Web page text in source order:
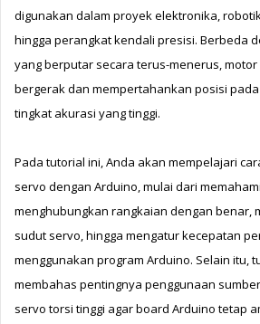
digunakan dalam proyek elektronika,
hingga perangkat kendali presisi. Berbeda
yang berputar secara terus-menerus,
bergerak dan mempertahankan posisi
tingkat akurasi yang tinggi.
Pada tutorial ini, Anda akan mempelajari
servo dengan Arduino, mulai dari
menghubungkan rangkaian dengan benar,
sudut servo, hingga mengatur kecepatan
menggunakan program Arduino. Selain itu,
membahas pentingnya penggunaan
servo torsi tinggi agar board Arduino tetap